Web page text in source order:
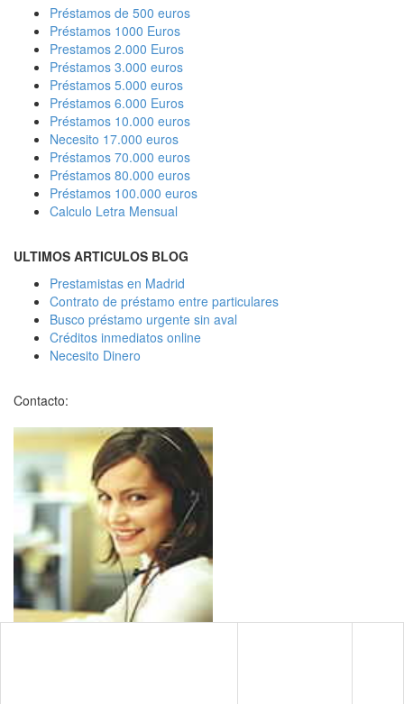
Préstamos de 500 euros
Préstamos 1000 Euros
Prestamos 2.000 Euros
Préstamos 3.000 euros
Préstamos 5.000 euros
Préstamos 6.000 Euros
Préstamos 10.000 euros
Necesito 17.000 euros
Préstamos 70.000 euros
Préstamos 80.000 euros
Préstamos 100.000 euros
Calculo Letra Mensual
ULTIMOS ARTICULOS BLOG
Prestamistas en Madrid
Contrato de préstamo entre particulares
Busco préstamo urgente sin aval
Créditos inmediatos online
Necesito Dinero
Contacto: